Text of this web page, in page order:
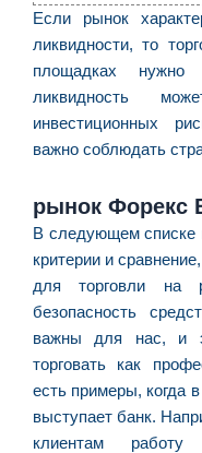
Если рынок
ликвидности, то
площадках нужно
ликвидность
инвестиционных
важно соблюдать
рынок Форекс
В следующем списке
критерии и
для торговли на
безопасность
важны для нас, и
торговать как
есть примеры, когда
выступает банк.
клиентам